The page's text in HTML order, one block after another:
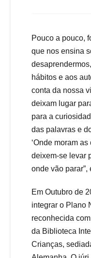
Pouco a pouco,
que nos ensina
hábitos e aos
conta da nossa
deixam lugar
para a
das palavras e
‘Onde moram
deixem-se levar
onde vão
Em Outubro de
integrar o Plano
reconhecida
da Biblioteca
Crianças,